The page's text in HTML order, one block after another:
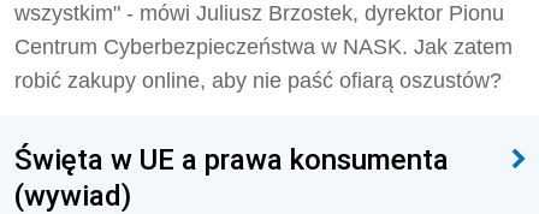
wszystkim" - mówi Juliusz Brzostek, dyrektor Pionu
Centrum Cyberbezpieczeństwa w NASK. Jak zatem
robić zakupy online, aby nie paść ofiarą oszustów?
Święta w UE a prawa konsumenta
(wywiad)